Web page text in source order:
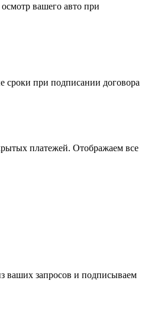
вашего авто при
сроки при подписании договора
платежей. Отображаем все
ваших запросов и подписываем